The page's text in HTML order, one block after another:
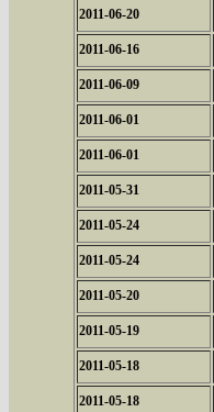
2011-06-20
2011-06-16
2011-06-09
2011-06-01
2011-06-01
2011-05-31
2011-05-24
2011-05-24
2011-05-20
2011-05-19
2011-05-18
2011-05-18